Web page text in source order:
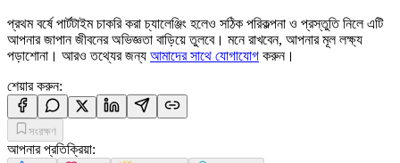
প্রথম বর্ষে পার্টটাইম চাকরি করা চ্যালেঞ্জিং হলেও সঠিক পরিকল্পনা ও প্রস্তুতি নিলে এটি
আপনার জাপান জীবনের অভিজ্ঞতা বাড়িয়ে তুলবে। মনে রাখবেন, আপনার মূল লক্ষ্য
পড়াশোনা। আরও তথ্যের জন্য আমাদের সাথে যোগাযোগ করুন।
শেয়ার করুন:
সংরক্ষণ
আপনার প্রতিক্রিয়া: